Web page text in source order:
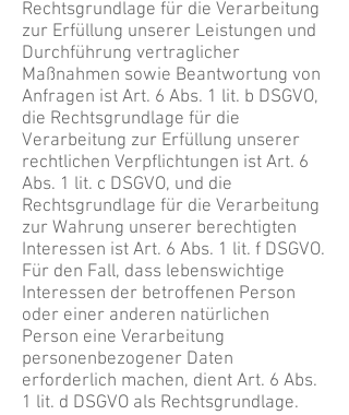
Rechtsgrundlage für die Verarbeitung
zur Erfüllung unserer Leistungen und
Durchführung vertraglicher
Maßnahmen sowie Beantwortung von
Anfragen ist Art. 6 Abs. 1 lit. b DSGVO,
die Rechtsgrundlage für die
Verarbeitung zur Erfüllung unserer
rechtlichen Verpflichtungen ist Art. 6
Abs. 1 lit. c DSGVO, und die
Rechtsgrundlage für die Verarbeitung
zur Wahrung unserer berechtigten
Interessen ist Art. 6 Abs. 1 lit. f DSGVO.
Für den Fall, dass lebenswichtige
Interessen der betroffenen Person
oder einer anderen natürlichen
Person eine Verarbeitung
personenbezogener Daten
erforderlich machen, dient Art. 6 Abs.
1 lit. d DSGVO als Rechtsgrundlage.